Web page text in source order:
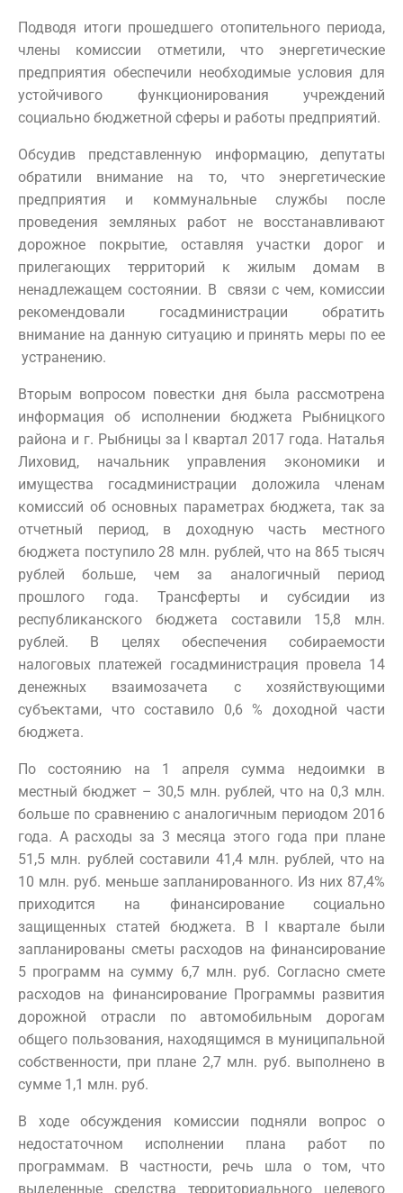
Подводя итоги прошедшего отопительного периода,
члены комиссии отметили, что энергетические
предприятия обеспечили необходимые условия для
устойчивого функционирования учреждений
социально бюджетной сферы и работы предприятий.
Обсудив представленную информацию, депутаты
обратили внимание на то, что энергетические
предприятия и коммунальные службы после
проведения земляных работ не восстанавливают
дорожное покрытие, оставляя участки дорог и
прилегающих территорий к жилым домам в
ненадлежащем состоянии. В связи с чем, комиссии
рекомендовали госадминистрации обратить
внимание на данную ситуацию и принять меры по ее
устранению.
Вторым вопросом повестки дня была рассмотрена
информация об исполнении бюджета Рыбницкого
района и г. Рыбницы за I квартал 2017 года. Наталья
Лиховид, начальник управления экономики и
имущества госадминистрации доложила членам
комиссий об основных параметрах бюджета, так за
отчетный период, в доходную часть местного
бюджета поступило 28 млн. рублей, что на 865 тысяч
рублей больше, чем за аналогичный период
прошлого года. Трансферты и субсидии из
республиканского бюджета составили 15,8 млн.
рублей. В целях обеспечения собираемости
налоговых платежей госадминистрация провела 14
денежных взаимозачета с хозяйствующими
субъектами, что составило 0,6 % доходной части
бюджета.
По состоянию на 1 апреля сумма недоимки в
местный бюджет – 30,5 млн. рублей, что на 0,3 млн.
больше по сравнению с аналогичным периодом 2016
года. А расходы за 3 месяца этого года при плане
51,5 млн. рублей составили 41,4 млн. рублей, что на
10 млн. руб. меньше запланированного. Из них 87,4%
приходится на финансирование социально
защищенных статей бюджета. В I квартале были
запланированы сметы расходов на финансирование
5 программ на сумму 6,7 млн. руб. Согласно смете
расходов на финансирование Программы развития
дорожной отрасли по автомобильным дорогам
общего пользования, находящимся в муниципальной
собственности, при плане 2,7 млн. руб. выполнено в
сумме 1,1 млн. руб.
В ходе обсуждения комиссии подняли вопрос о
недостаточном исполнении плана работ по
программам. В частности, речь шла о том, что
выделенные средства территориального целевого